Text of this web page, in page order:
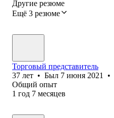
Другие резюме
Ещё 3 резюме
Торговый представитель
37 лет • Был 7 июня 2021 •
Общий опыт
1 год 7 месяцев